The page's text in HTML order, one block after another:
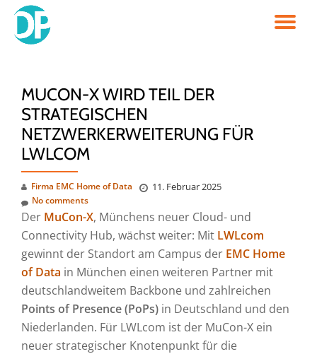
Skip
MUCON-X WIRD TEIL DER
STRATEGISCHEN
NETZWERKERWEITERUNG FÜR
LWLCOM
Firma EMC Home of Data 11. Februar 2025
No comments
Der MuCon-X, Münchens neuer Cloud- und
Connectivity Hub, wächst weiter: Mit LWLcom
gewinnt der Standort am Campus der EMC Home
of Data in München einen weiteren Partner mit
deutschlandweitem Backbone und zahlreichen
Points of Presence (PoPs) in Deutschland und den
Niederlanden. Für LWLcom ist der MuCon-X ein
neuer strategischer Knotenpunkt für die